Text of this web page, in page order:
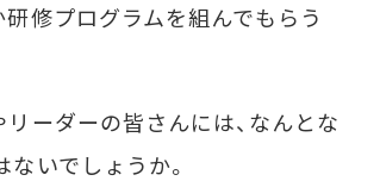
修プログラムを組んでもらう
ーダーの皆さんには、なんとな
いでしょうか。